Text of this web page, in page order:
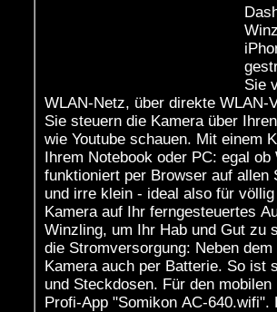
Sie
WLAN-Netz, über direkte WLAN-
Sie steuern die Kamera über
wie Youtube schauen. Mit einem
Ihrem Notebook oder PC: egal
funktioniert per Browser auf allen Systemen. Sie ist
und irre klein - ideal also für
Kamera auf Ihr ferngesteuertes
Winzling, um Ihr Hab und Gut zu
die Stromversorgung: Neben
Kamera auch per Batterie. So ist
und Steckdosen. Für den mobilen Betrieb empfehlen wir die vielseitige
Profi-App "Somikon AC-